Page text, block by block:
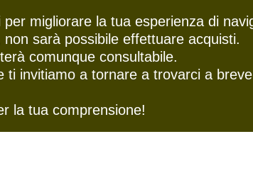
migliorare la tua esperienza di
sarà possibile effettuare acquisti.
comunque consultabile.
ti invitiamo a tornare a trovarci a
la tua comprensione!
HOME ABOUT US PRODOTTI